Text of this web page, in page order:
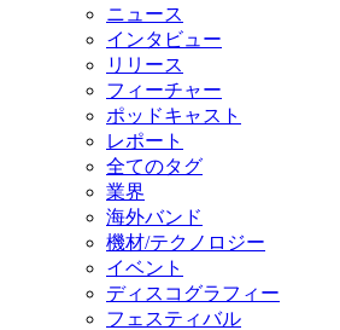
ニュース
インタビュー
リリース
フィーチャー
ポッドキャスト
レポート
全てのタグ
業界
海外バンド
機材/テクノロジー
イベント
ディスコグラフィー
フェスティバル